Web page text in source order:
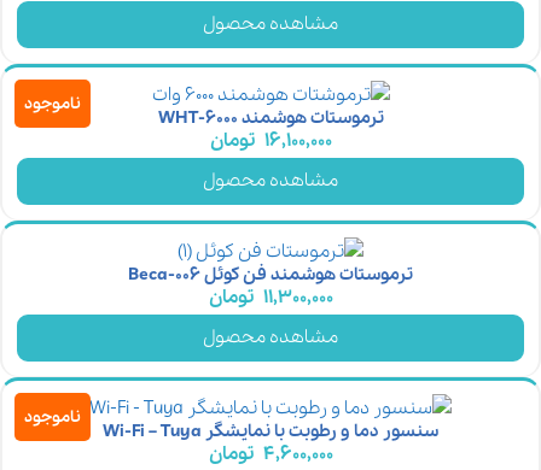
مشاهده محصول
ناموجود
ترموستات هوشمند WHT-6000
16,100,000 تومان
مشاهده محصول
ترموستات هوشمند فن کوئل Beca-006
11,300,000 تومان
مشاهده محصول
ناموجود
سنسور دما و رطوبت با نمایشگر Wi-Fi – Tuya
4,600,000 تومان